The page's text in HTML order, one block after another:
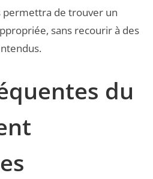
permettra de trouver un
sans recourir à des
du